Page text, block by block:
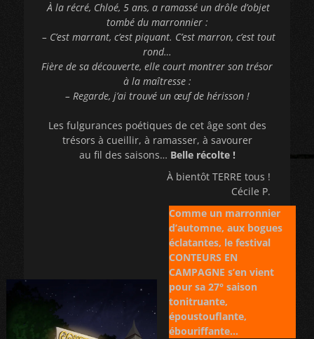
À la récré, Chloé, 5 ans, a ramassé un drôle d’objet
tombé du marronnier :
– C’est marrant, c’est piquant. C’est marron, c’est tout
rond…
Fière de sa découverte, elle court montrer son trésor
à la maîtresse :
– Regarde, j’ai trouvé un œuf de hérisson !
Les fulgurances poétiques de cet âge sont des
trésors à cueillir, à ramasser, à savourer
au fil des saisons… Belle récolte !
À bientôt TERRE tous !
Cécile P.
Comme un marronnier
d’automne, aux bogues
éclatantes, le festival
CONTEURS EN
CAMPAGNE s’en vient
pour sa 27° saison
tonitruante,
époustouflante,
ébouriffante…